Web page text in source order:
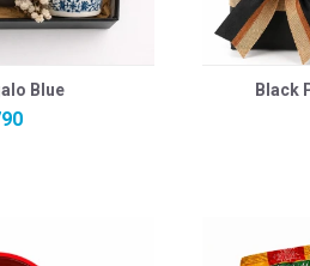
Blue
Black